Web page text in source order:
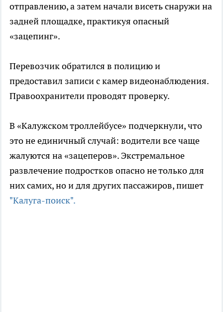
отправлению, а затем начали висеть снаружи на
задней площадке, практикуя опасный
«зацепинг».
Перевозчик обратился в полицию и
предоставил записи с камер видеонаблюдения.
Правоохранители проводят проверку.
В «Калужском троллейбусе» подчеркнули, что
это не единичный случай: водители все чаще
жалуются на «зацеперов». Экстремальное
развлечение подростков опасно не только для
них самих, но и для других пассажиров, пишет
"Калуга-поиск".